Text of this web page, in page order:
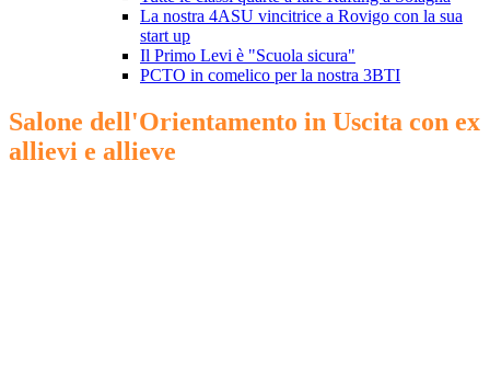
La nostra 4ASU vincitrice a Rovigo con la sua
start up
Il Primo Levi è "Scuola sicura"
PCTO in comelico per la nostra 3BTI
Salone dell'Orientamento in Uscita con ex
allievi e allieve